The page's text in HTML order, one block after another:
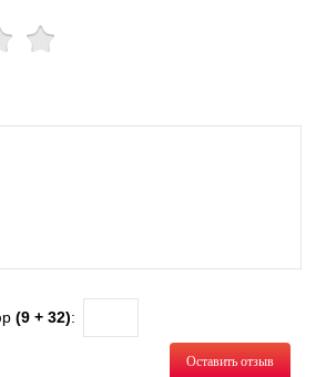
(9 + 32):
Оставить отзыв